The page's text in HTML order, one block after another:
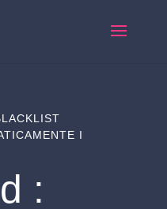
I
: